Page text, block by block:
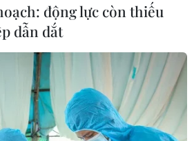
viên "tiếp lửa" cho đội
lại Indonesia
động lực còn thiếu
dẫn dắt